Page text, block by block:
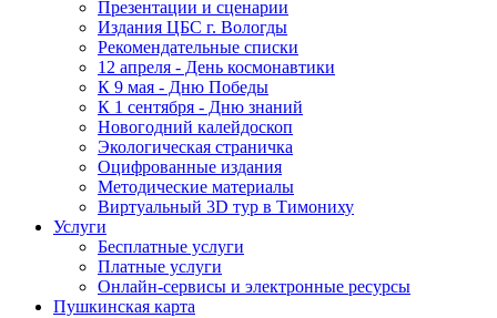
Презентации и сценарии
Издания ЦБС г. Вологды
Рекомендательные списки
12 апреля - День космонавтики
К 9 мая - Дню Победы
К 1 сентября - Дню знаний
Новогодний калейдоскоп
Экологическая страничка
Оцифрованные издания
Методические материалы
Виртуальный 3D тур в Тимониху
Услуги
Бесплатные услуги
Платные услуги
Онлайн-сервисы и электронные ресурсы
Пушкинская карта